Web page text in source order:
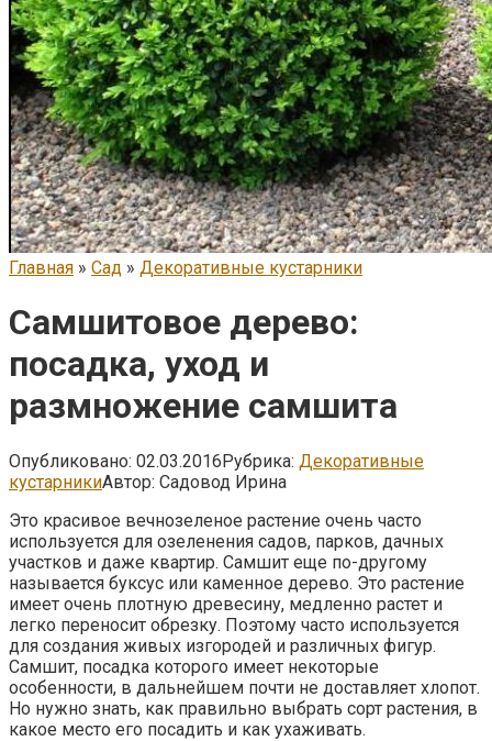
Главная » Сад » Декоративные кустарники
Самшитовое дерево:
посадка, уход и
размножение самшита
Опубликовано: 02.03.2016Рубрика: Декоративные
кустарникиАвтор: Садовод Ирина
Это красивое вечнозеленое растение очень часто
используется для озеленения садов, парков, дачных
участков и даже квартир. Самшит еще по-другому
называется буксус или каменное дерево. Это растение
имеет очень плотную древесину, медленно растет и
легко переносит обрезку. Поэтому часто используется
для создания живых изгородей и различных фигур.
Самшит, посадка которого имеет некоторые
особенности, в дальнейшем почти не доставляет хлопот.
Но нужно знать, как правильно выбрать сорт растения, в
какое место его посадить и как ухаживать.